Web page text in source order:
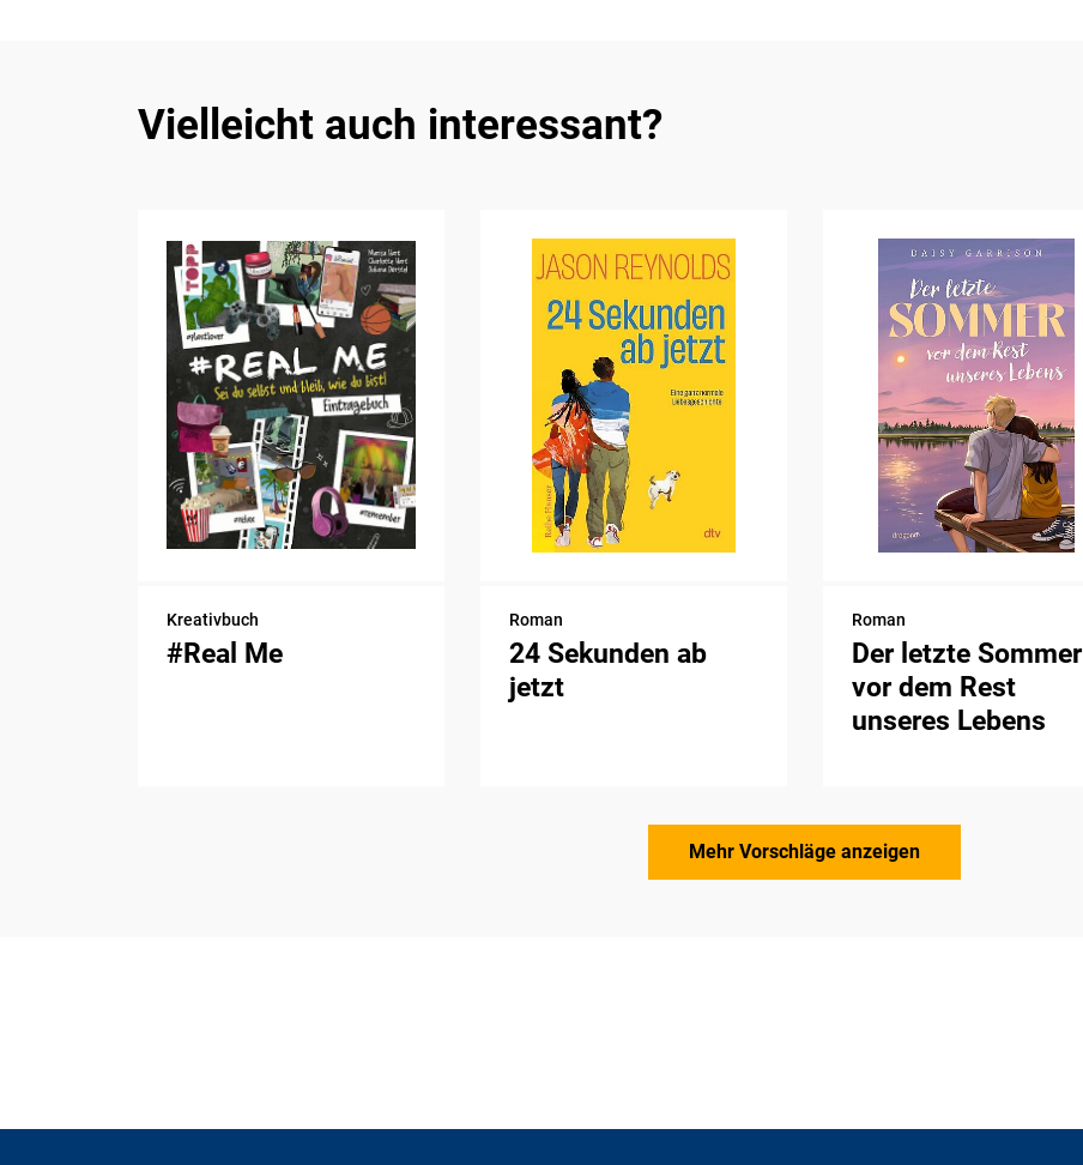
Vielleicht auch interessant?
Kreativbuch
#Real Me
Roman
24 Sekunden ab
jetzt
Roman
Der letzte Sommer
vor dem Rest
unseres Lebens
Mehr Vorschläge anzeigen